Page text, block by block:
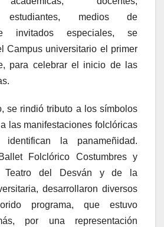
estudiantes, medios de
invitados especiales, se
Campus universitario el primer
para celebrar el inicio de las
se rindió tributo a los símbolos
las manifestaciones folclóricas
la panameñidad.
Folclórico Costumbres y
Teatro del Desván y de la
desarrollaron diversos
programa, que estuvo
por una representación